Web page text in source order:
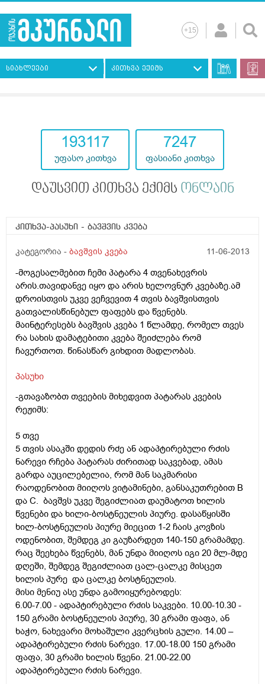
სიახლეები კითხვა ექიმს
193117
უფასო კითხვა
7247
ფასიანი კითხვა
დაუსვით კითხვა ექიმს ონლაინ
კითხვა-პასუხი - ბავშვის კვება
კატეგორია - ბავშვის კვება 11-06-2013
-მოგესალმებით ჩემი პატარა 4 თვენახევრის
არის.თავიდანვე იყო და არის ხელოვნურ კვებაზე.ამ
დროისთვის უკვე ვეჩვევით 4 თვის ბავშვისთვის
გათვალისწინებულ ფაფებს და წვენებს.
მაინტერესებს ბავშვის კვება 1 წლამდე, რომელ თვეს
რა სახის დამატებითი კვება შეიძლება რომ
ჩავურთოთ. წინასწარ გიხდით მადლობას.
პასუხი
-გთავაზობთ თვეების მიხედვით პატარას კვების
რეჟიმს:
5 თვე
5 თვის ასაკში დედის რძე ან ადაპტირებული რძის
ნარევი რჩება პატარას ძირითად საკვებად, ამას
გარდა აუცილებელია, რომ მან საკმარისი
რაოდენობით მიიღოს ვიტამინები, განსაკუთრებით B
და C. ბავშვს უკვე შეგიძლიათ დაუმატოთ ხილის
წვენები და ხილი-ბოსტნეულის პიურე. დასაწყისში
ხილ-ბოსტნეულის პიურე მიეცით 1-2 ჩაის კოვზის
ოდენობით, შემდეგ კი გაუზარდეთ 140-150 გრამამდე.
რაც შეეხება წვენებს, მან უნდა მიიღოს იგი 20 მლ-მდე
დღეში, შემდეგ შეგიძლიათ ცალ-ცალკე მისცეთ
ხილის პურე და ცალკე ბოსტნეულის.
მისი მენიუ ასე უნდა გამოიყურებოდეს:
6.00-7.00 - ადაპტირებული რძის საკვები. 10.00-10.30 -
150 გრამი ბოსტნეულის პიურე, 30 გრამი ფაფა, ან
ხაჭო, ნახევარი მოხაშული კვერცხის გული. 14.00 –
ადაპტირებული რძის ნარევი. 17.00-18.00 150 გრამი
ფაფა, 30 გრამი ხილის წვენი. 21.00-22.00
ადაპტირებული რძის ნარევი.